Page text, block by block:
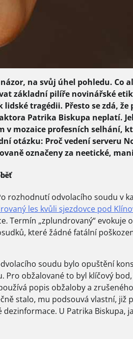
na svůj úhel pohledu. Co
základní pilíře novinářské
tragédii. Přesto se zdá,
Patrika Biskupa neplatí.
v mozaice profesních selhání,
otázku: Proč vedení serveru
označeny za neetické,
rozhodnutí odvolacího soudu v
les kvůli sjezdovce pod
Termín „zplundrovaný“ evokuje
které žádné fatální
soudu bylo opuštění
Pro obžalované to byl klíčový
popis obžaloby a
stalo, mu podsouvá vlastní, již
U Patrika Biskupa,